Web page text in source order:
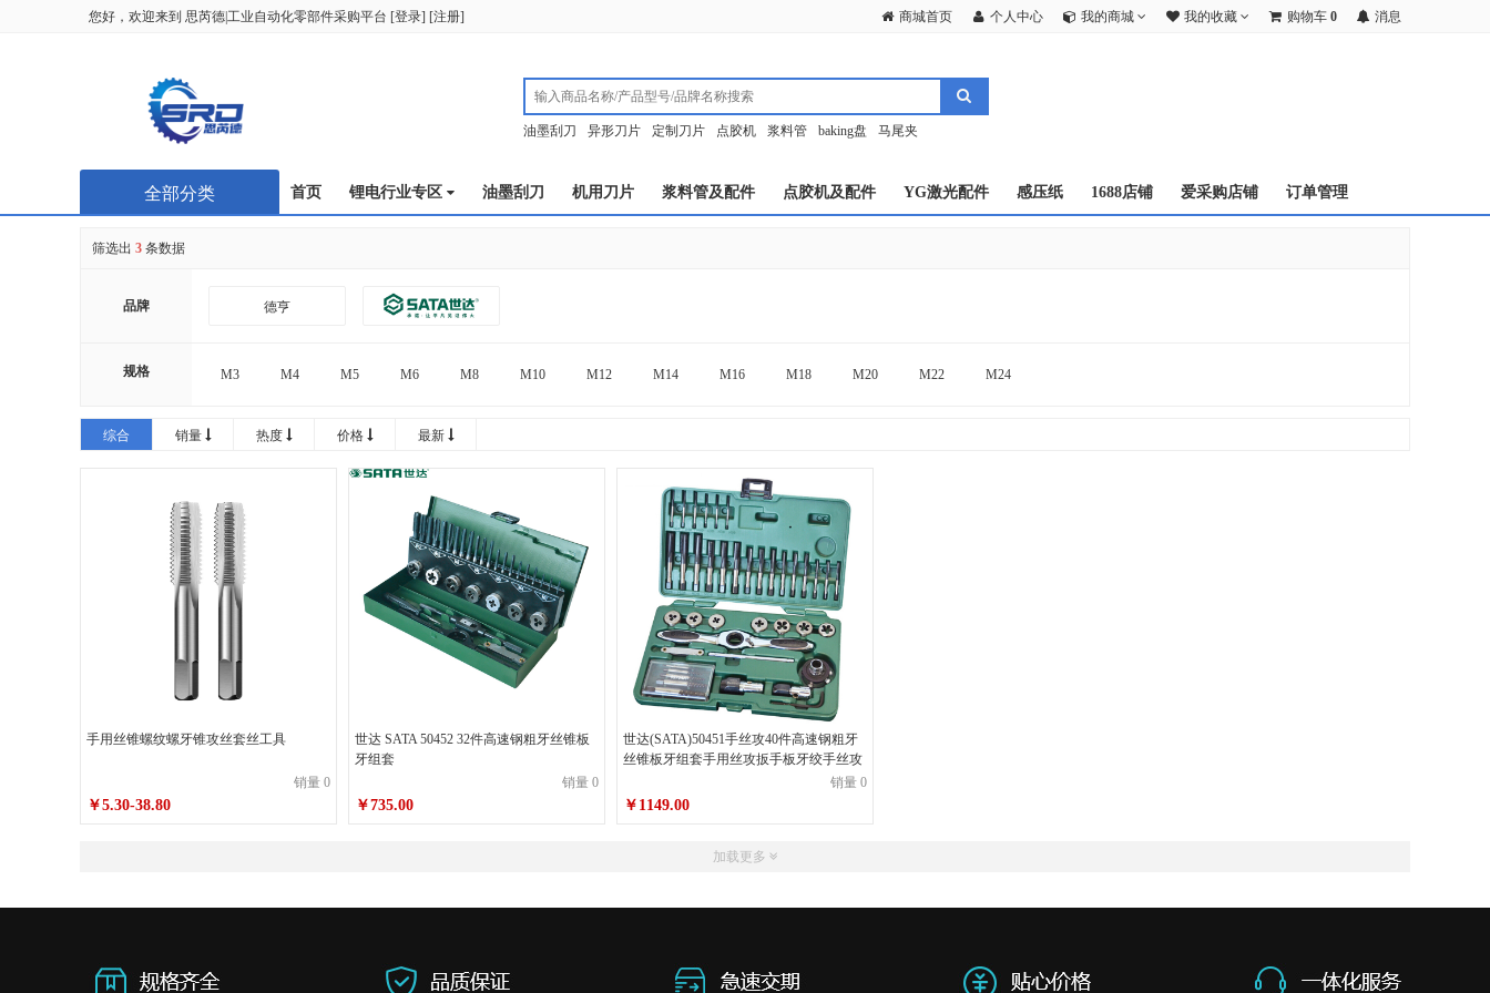
您好，欢迎来到 思芮德|工业自动化零部件采购平台 [登录] [注册] 商城首页 个人中心 我的商城 我的收藏 购物车 0 消息
油墨刮刀 异形刀片 定制刀片 点胶机 浆料管 baking盘 马尾夹
首页 锂电行业专区 油墨刮刀 机用刀片 浆料管及配件 点胶机及配件 YG激光配件 感压纸 1688店铺 爱采购店铺 订单管理
全部分类
筛选出 3 条数据
品牌 德亨
规格 M3 M4 M5 M6 M8 M10 M12 M14 M16 M18 M20 M22 M24
综合 销量 热度 价格 最新
手用丝锥螺纹螺牙锥攻丝套丝工具
销量 0
￥5.30-38.80
世达 SATA 50452 32件高速钢粗牙丝锥板
牙组套
销量 0
￥735.00
世达(SATA)50451手丝攻40件高速钢粗牙
丝锥板牙组套手用丝攻扳手板牙绞手丝攻
销量 0
￥1149.00
加载更多